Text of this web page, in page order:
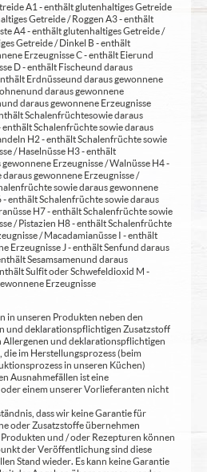
A1 - enthält glutenhaltiges Getreide
Getreide / Roggen A3 - enthält
A4 - enthält glutenhaltiges Getreide /
Getreide / Dinkel B - enthält
Erzeugnisse C - enthält Eier und
D - enthält Fische und daraus
Erdnüsse und daraus gewonnene
und daraus gewonnene
daraus gewonnene Erzeugnisse
Schalenfrüchte sowie daraus
Schalenfrüchte sowie daraus
H2 - enthält Schalenfrüchte sowie
/ Haselnüsse H3 - enthält
Erzeugnisse / Walnüsse H4 -
gewonnene Erzeugnisse /
sowie daraus gewonnene
- enthält Schalenfrüchte sowie daraus
H7 - enthält Schalenfrüchte sowie
/ Pistazien H8 - enthält Schalenfrüchte
/ Macadamianüsse I - enthält
Erzeugnisse J - enthält Senf und daraus
Sesamsamen und daraus
Sulfit oder Schwefeldioxid M -
Erzeugnisse
in unseren Produkten neben den
und deklarationspflichtigen Zusatzstoff
Allergenen und deklarationspflichtigen
im Herstellungsprozess (beim
in unseren Küchen)
Ausnahmefällen ist eine
einem unserer Vorlieferanten nicht
dass wir keine Garantie für
oder Zusatzstoffe übernehmen
und / oder Rezepturen können
der Veröffentlichung sind diese
Stand wieder. Es kann keine Garantie